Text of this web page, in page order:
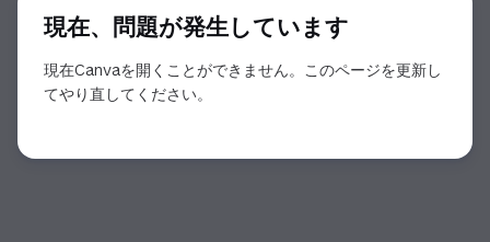
現在、問題が発生しています
現在Canvaを開くことができません。このページを更新し
てやり直してください。